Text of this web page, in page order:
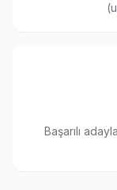
Başarılı